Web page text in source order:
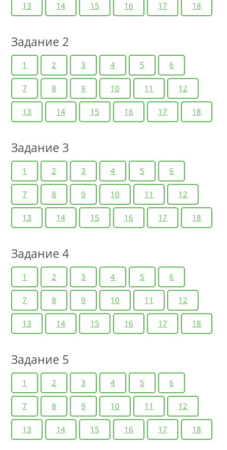
13 14 15 16 17 18
Задание 2
1 2 3 4 5 6
7 8 9 10 11 12
13 14 15 16 17 18
Задание 3
1 2 3 4 5 6
7 8 9 10 11 12
13 14 15 16 17 18
Задание 4
1 2 3 4 5 6
7 8 9 10 11 12
13 14 15 16 17 18
Задание 5
1 2 3 4 5 6
7 8 9 10 11 12
13 14 15 16 17 18